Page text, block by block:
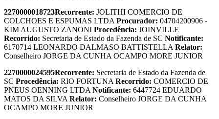
2270000018723Recorrente: JOLITHI COMERCIO DE
COLCHOES E ESPUMAS LTDA Procurador: 04704200906 -
KIM AUGUSTO ZANONI Procedência: JOINVILLE
Recorrido: Secretaria de Estado da Fazenda de SC Notificante:
6170714 LEONARDO DALMASO BATTISTELLA Relator:
Conselheiro JORGE DA CUNHA OCAMPO MORE JUNIOR
2270000024595Recorrente: Secretaria de Estado da Fazenda de
SC Procedência: RIO FORTUNA Recorrido: COMERCIO DE
PNEUS OENNING LTDA Notificante: 6447724 EDUARDO
MATOS DA SILVA Relator: Conselheiro JORGE DA CUNHA
OCAMPO MORE JUNIOR